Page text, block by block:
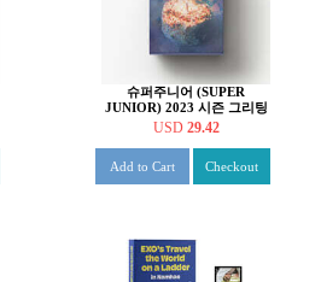
슈퍼주니어 (SUPER
JUNIOR) 2023 시즌 그리팅
USD 29.42
Add to Cart Checkout